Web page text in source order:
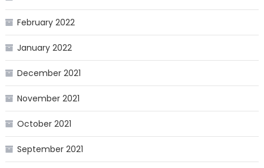
February 2022
January 2022
December 2021
November 2021
October 2021
September 2021